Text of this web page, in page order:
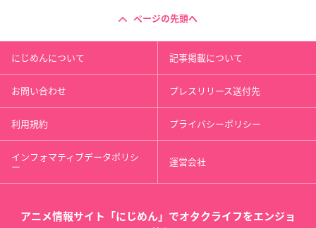
ページの先頭へ
にじめんについて 記事掲載について
お問い合わせ プレスリリース送付先
利用規約 プライバシーポリシー
インフォマティブデータポリシ
ー 運営会社
アニメ情報サイト「にじめん」でオタクライフをエンジョ